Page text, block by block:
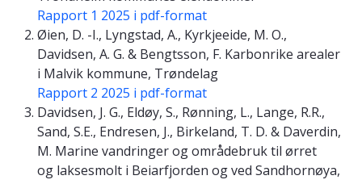
Rapport 1 2025 i pdf-format
Øien, D. -I., Lyngstad, A., Kyrkjeeide, M. O.,
Davidsen, A. G. & Bengtsson, F. Karbonrike arealer
i Malvik kommune, Trøndelag
Rapport 2 2025 i pdf-format
Davidsen, J. G., Eldøy, S., Rønning, L., Lange, R.R.,
Sand, S.E., Endresen, J., Birkeland, T. D. & Daverdin,
M. Marine vandringer og områdebruk til ørret
og laksesmolt i Beiarfjorden og ved Sandhornøya,